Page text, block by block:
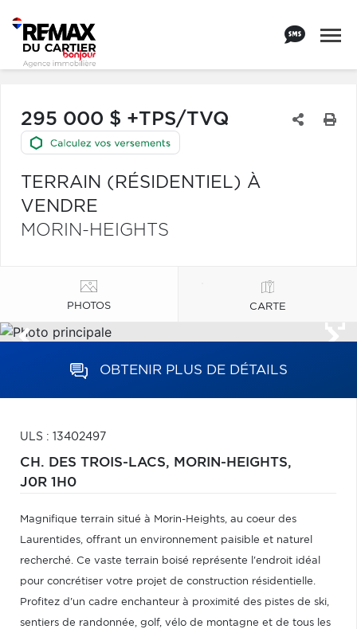
295 000 $ +TPS/TVQ
TERRAIN (RÉSIDENTIEL) À
VENDRE
MORIN-HEIGHTS
PHOTOS CARTE
OBTENIR PLUS DE DÉTAILS
ULS : 13402497
CH. DES TROIS-LACS, MORIN-HEIGHTS,
J0R 1H0
Magnifique terrain situé à Morin-Heights, au coeur des
Laurentides, offrant un environnement paisible et naturel
recherché. Ce vaste terrain boisé représente l'endroit idéal
pour concrétiser votre projet de construction résidentielle.
Profitez d'un cadre enchanteur à proximité des pistes de ski,
sentiers de randonnée, golf, vélo de montagne et de tous les